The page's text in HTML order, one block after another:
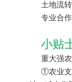
土地流
专业合
小贴
重大强
①农业支